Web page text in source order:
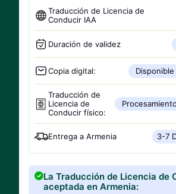
Traducción de Licencia de
Conducir IAA
Duración de validez
Copia digital:
Traducción de
Licencia de
Conducir físico:
Entrega a Armenia 3-7
La Traducción de Licencia de
aceptada en Armenia: